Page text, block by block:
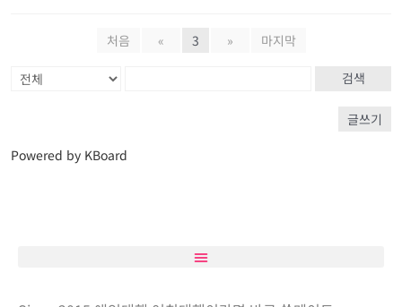
처음 « 3 » 마지막
검색
글쓰기
Powered by KBoard